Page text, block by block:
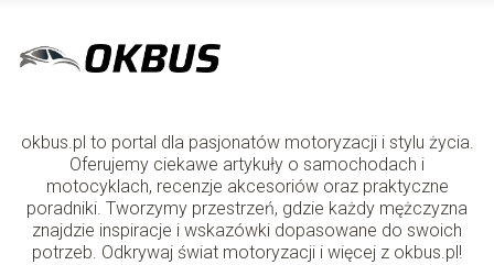
okbus.pl to portal dla pasjonatów motoryzacji i stylu życia.
Oferujemy ciekawe artykuły o samochodach i
motocyklach, recenzje akcesoriów oraz praktyczne
poradniki. Tworzymy przestrzeń, gdzie każdy mężczyzna
znajdzie inspiracje i wskazówki dopasowane do swoich
potrzeb. Odkrywaj świat motoryzacji i więcej z okbus.pl!